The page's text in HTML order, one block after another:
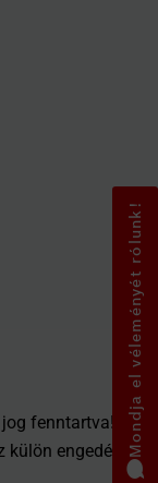
Mondja el véleményét rólunk!
fenntartva! •
engedély